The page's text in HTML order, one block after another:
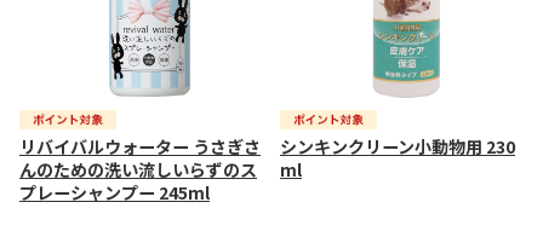
リバイバルウォーター うさぎさ
んのための洗い流しいらずのス
プレーシャンプー 245ml
シンキンクリーン小動物用 230
ml